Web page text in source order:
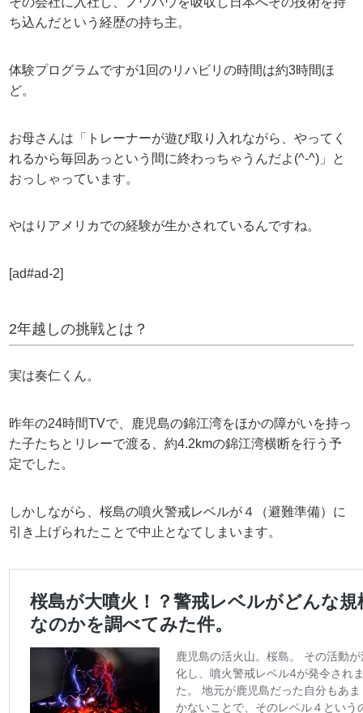
ち込んだという経歴の持ち主。
体験プログラムですが1回のリハビリの時間は約3時間ほ
ど。
お母さんは「トレーナーが遊び取り入れながら、やってく
れるから毎回あっという間に終わっちゃうんだよ(^-^)」と
おっしゃっています。
やはりアメリカでの経験が生かされているんですね。
[ad#ad-2]
2年越しの挑戦とは？
実は奏仁くん。
昨年の24時間TVで、鹿児島の錦江湾をほかの障がいを持っ
た子たちとリレーで渡る、約4.2kmの錦江湾横断を行う予
定でした。
しかしながら、桜島の噴火警戒レベルが４（避難準備）に
引き上げられたことで中止となてしまいます。